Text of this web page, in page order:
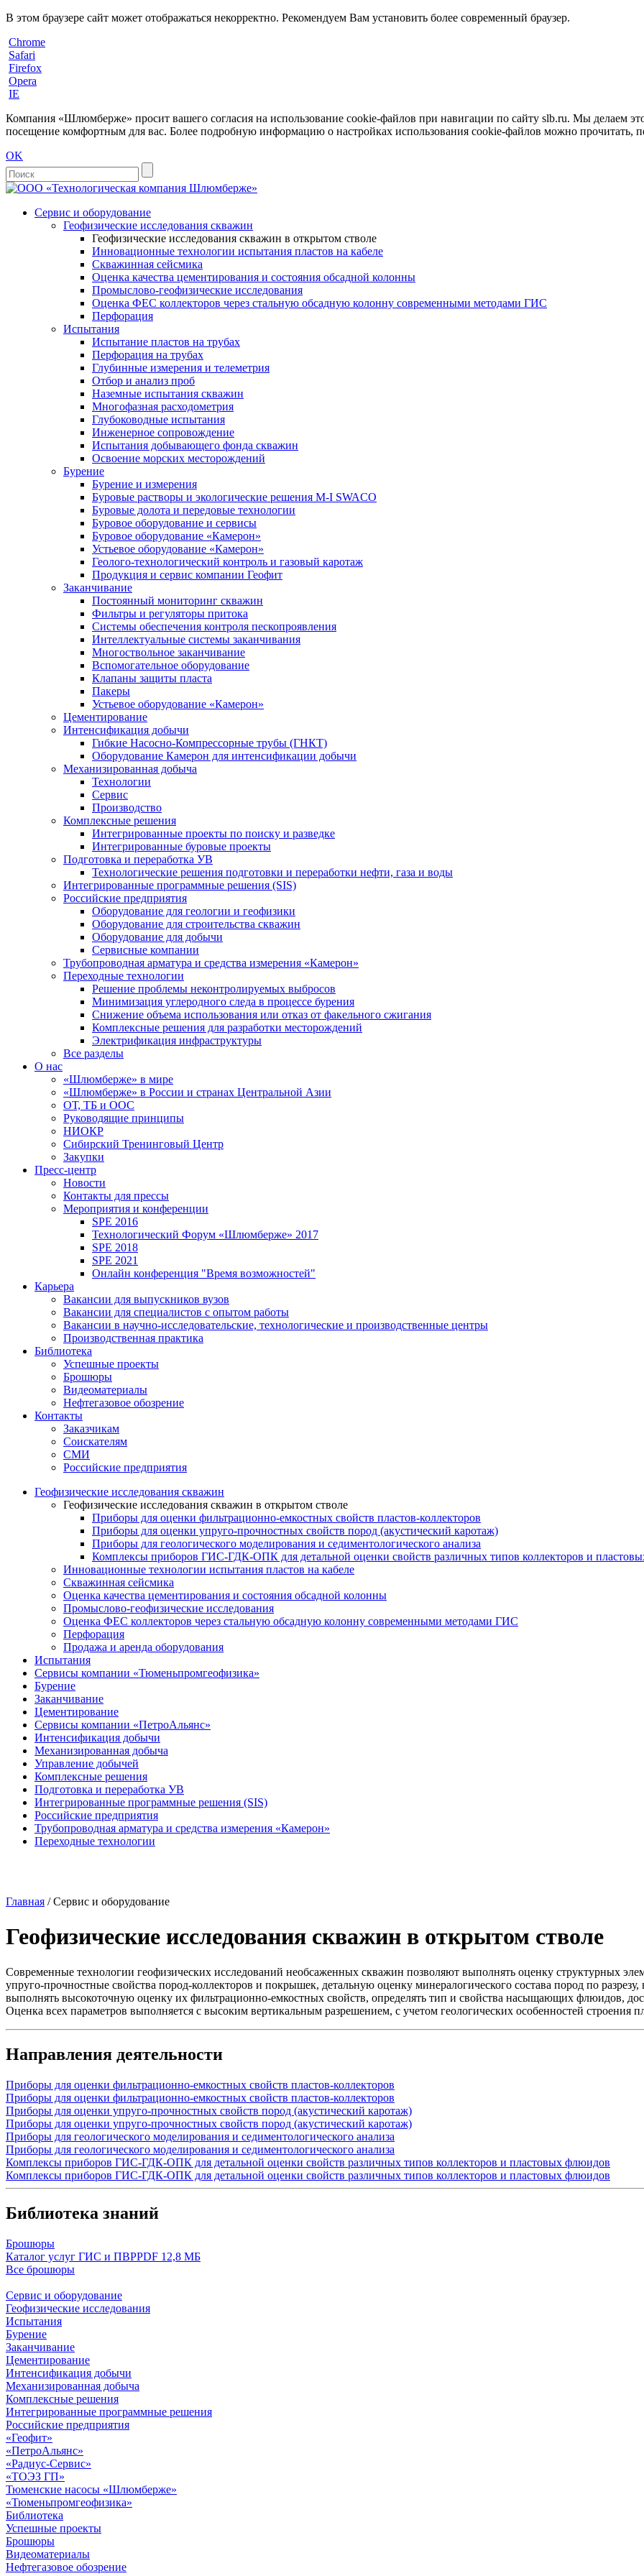
В этом браузере сайт может отображаться некорректно. Рекомендуем Вам установить более современный браузер.
Chrome
Safari
Firefox
Opera
IE
Компания «Шлюмберже» просит вашего согласия на использование cookie-файлов при навигации по сайту slb.ru. Мы делаем
посещение комфортным для вас. Более подробную информацию о настройках использования cookie-файлов можно прочитать,
OK
Сервис и оборудование
Геофизические исследования скважин
Геофизические исследования скважин в открытом стволе
Инновационные технологии испытания пластов на кабеле
Скважинная сейсмика
Оценка качества цементирования и состояния обсадной колонны
Промыслово-геофизические исследования
Оценка ФЕС коллекторов через стальную обсадную колонну современными методами ГИС
Перфорация
Испытания
Испытание пластов на трубах
Перфорация на трубах
Глубинные измерения и телеметрия
Отбор и анализ проб
Наземные испытания скважин
Многофазная расходометрия
Глубоководные испытания
Инженерное сопровождение
Испытания добывающего фонда скважин
Освоение морских месторождений
Бурение
Бурение и измерения
Буровые растворы и экологические решения M-I SWACO
Буровые долота и передовые технологии
Буровое оборудование и сервисы
Буровое оборудование «Камерон»
Устьевое оборудование «Камерон»
Геолого-технологический контроль и газовый каротаж
Продукция и сервис компании Геофит
Заканчивание
Постоянный мониторинг скважин
Фильтры и регуляторы притока
Cистемы обеспечения контроля пескопроявления
Интеллектуальные системы заканчивания
Многоствольное заканчивание
Вспомогательное оборудование
Клапаны защиты пласта
Пакеры
Устьевое оборудование «Камерон»
Цементирование
Интенсификация добычи
Гибкие Насосно-Компрессорные трубы (ГНКТ)
Оборудование Камерон для интенсификации добычи
Механизированная добыча
Технологии
Сервис
Производство
Комплексные решения
Интегрированные проекты по поиску и разведке
Интегрированные буровые проекты
Подготовка и переработка УВ
Технологические решения подготовки и переработки нефти, газа и воды
Интегрированные программные решения (SIS)
Российские предприятия
Оборудование для геологии и геофизики
Оборудование для строительства скважин
Оборудование для добычи
Сервисные компании
Трубопроводная арматура и средства измерения «Камерон»
Переходные технологии
Решение проблемы неконтролируемых выбросов
Минимизация углеродного следа в процессе бурения
Снижение объема использования или отказ от факельного сжигания
Комплексные решения для разработки месторождений
Электрификация инфраструктуры
Все разделы
О нас
«Шлюмберже» в мире
«Шлюмберже» в России и странах Центральной Азии
ОТ, ТБ и ООС
Руководящие принципы
НИОКР
Сибирский Тренинговый Центр
Закупки
Пресс-центр
Новости
Контакты для прессы
Мероприятия и конференции
SPE 2016
Технологический Форум «Шлюмберже» 2017
SPE 2018
SPE 2021
Онлайн конференция "Время возможностей"
Карьера
Вакансии для выпускников вузов
Вакансии для специалистов с опытом работы
Вакансии в научно-исследовательские, технологические и производственные центры
Производственная практика
Библиотека
Успешные проекты
Брошюры
Видеоматериалы
Нефтегазовое обозрение
Контакты
Заказчикам
Соискателям
СМИ
Российские предприятия
Геофизические исследования скважин
Геофизические исследования скважин в открытом стволе
Приборы для оценки фильтрационно-емкостных свойств пластов-коллекторов
Приборы для оценки упруго-прочностных свойств пород (акустический каротаж)
Приборы для геологического моделирования и седиментологического анализа
Комплексы приборов ГИС-ГДК-ОПК для детальной оценки свойств различных типов коллекторов и
Инновационные технологии испытания пластов на кабеле
Скважинная сейсмика
Оценка качества цементирования и состояния обсадной колонны
Промыслово-геофизические исследования
Оценка ФЕС коллекторов через стальную обсадную колонну современными методами ГИС
Перфорация
Продажа и аренда оборудования
Испытания
Сервисы компании «Тюменьпромгеофизика»
Бурение
Заканчивание
Цементирование
Сервисы компании «ПетроАльянс»
Интенсификация добычи
Механизированная добыча
Управление добычей
Комплексные решения
Подготовка и переработка УВ
Интегрированные программные решения (SIS)
Российские предприятия
Трубопроводная арматура и средства измерения «Камерон»
Переходные технологии
Главная /Сервис и оборудование
Геофизические исследования скважин в открытом стволе
Современные технологии геофизических исследований необсаженных скважин позволяют выполнять оценку структурных
упруго-прочностные свойства пород-коллекторов и покрышек, детальную оценку минералогического состава пород по
выполнять высокоточную оценку их фильтрационно-емкостных свойств, определять тип и свойства насыщающих флюидов,
Оценка всех параметров выполняется с высоким вертикальным разрешением, с учетом геологических особенностей строения
Направления деятельности
Приборы для оценки фильтрационно-емкостных свойств пластов-коллекторов
Приборы для оценки фильтрационно-емкостных свойств пластов-коллекторов
Приборы для оценки упруго-прочностных свойств пород (акустический каротаж)
Приборы для оценки упруго-прочностных свойств пород (акустический каротаж)
Приборы для геологического моделирования и седиментологического анализа
Приборы для геологического моделирования и седиментологического анализа
Комплексы приборов ГИС-ГДК-ОПК для детальной оценки свойств различных типов коллекторов и пластовых флюидов
Комплексы приборов ГИС-ГДК-ОПК для детальной оценки свойств различных типов коллекторов и пластовых флюидов
Библиотека знаний
Брошюры
Каталог услуг ГИС и ПВРPDF 12,8 МБ
Все брошюры
Сервис и оборудование
Геофизические исследования
Испытания
Бурение
Заканчивание
Цементирование
Интенсификация добычи
Механизированная добыча
Комплексные решения
Интегрированные программные решения
Российские предприятия
«Геофит»
«ПетроАльянс»
«Радиус-Сервис»
«ТОЭЗ ГП»
Тюменские насосы «Шлюмберже»
«Тюменьпромгеофизика»
Библиотека
Успешные проекты
Брошюры
Видеоматериалы
Нефтегазовое обозрение